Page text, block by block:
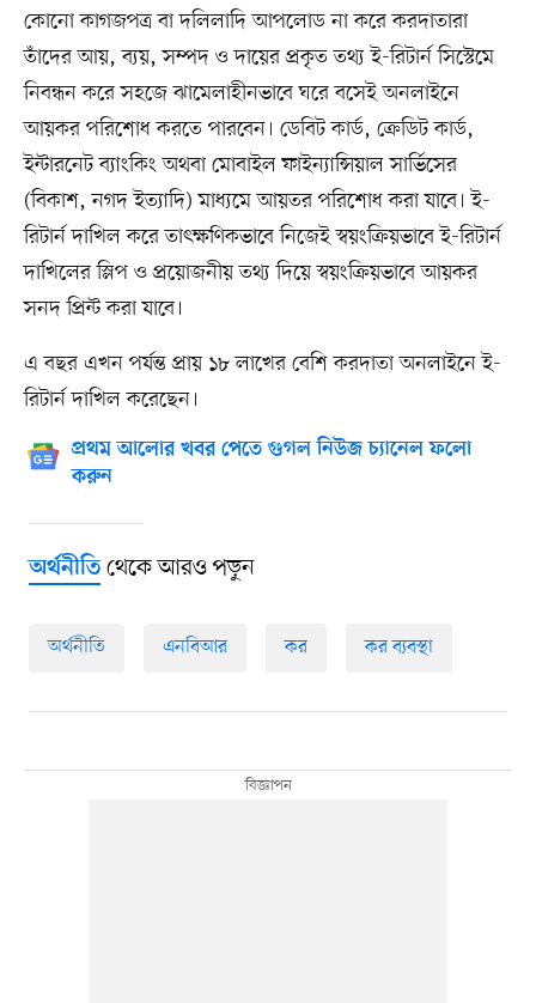
কোনো কাগজপত্র বা দলিলাদি আপলোড না করে করদাতারা
তাঁদের আয়, ব্যয়, সম্পদ ও দায়ের প্রকৃত তথ্য ই-রিটার্ন সিস্টেমে
নিবন্ধন করে সহজে ঝামেলাহীনভাবে ঘরে বসেই অনলাইনে
আয়কর পরিশোধ করতে পারবেন। ডেবিট কার্ড, ক্রেডিট কার্ড,
ইন্টারনেট ব্যাংকিং অথবা মোবাইল ফাইন্যান্সিয়াল সার্ভিসের
(বিকাশ, নগদ ইত্যাদি) মাধ্যমে আয়তর পরিশোধ করা যাবে। ই-
রিটার্ন দাখিল করে তাৎক্ষণিকভাবে নিজেই স্বয়ংক্রিয়ভাবে ই-রিটার্ন
দাখিলের স্লিপ ও প্রয়োজনীয় তথ্য দিয়ে স্বয়ংক্রিয়ভাবে আয়কর
সনদ প্রিন্ট করা যাবে।
এ বছর এখন পর্যন্ত প্রায় ১৮ লাখের বেশি করদাতা অনলাইনে ই-
রিটার্ন দাখিল করেছেন।
প্রথম আলোর খবর পেতে গুগল নিউজ চ্যানেল ফলো
করুন
অর্থনীতিথেকে আরও পড়ুন
অর্থনীতি এনবিআর কর কর ব্যবস্থা